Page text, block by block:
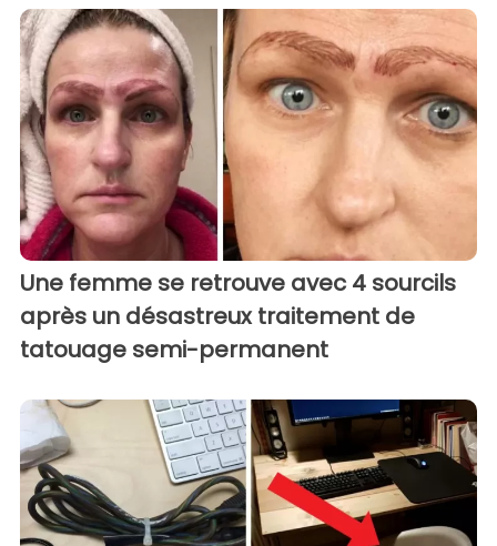
Une femme se retrouve avec 4 sourcils
après un désastreux traitement de
tatouage semi-permanent